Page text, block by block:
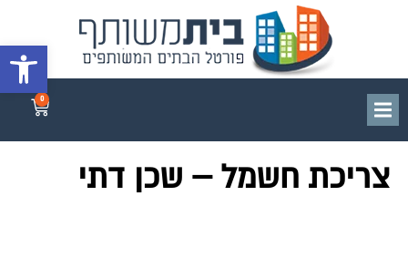
פתח
0
צריכת חשמל – שכן דתי